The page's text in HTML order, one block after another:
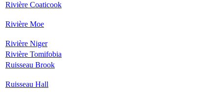
Rivière Coaticook
Rivière Moe
Rivière Niger
Rivière Tomifobia
Ruisseau Brook
Ruisseau Hall